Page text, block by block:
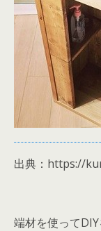
出典：https://
端材を使って